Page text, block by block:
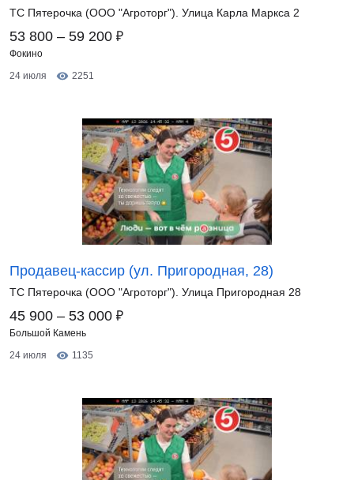
ТС Пятерочка (ООО "Агроторг"). Улица Карла Маркса 2
53 800 – 59 200 ₽
Фокино
24 июля
2251
Продавец-кассир (ул. Пригородная, 28)
ТС Пятерочка (ООО "Агроторг"). Улица Пригородная 28
45 900 – 53 000 ₽
Большой Камень
24 июля
1135